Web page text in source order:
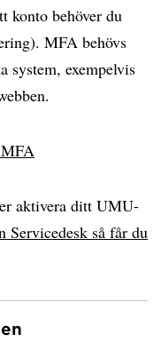
konto behöver du
MFA behövs
system, exempelvis
aktivera ditt UMU-
Servicedesk så får du